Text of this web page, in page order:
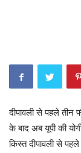
दीपावली से पहले तीन
के बाद अब यूपी की
किस्त दीपावली से